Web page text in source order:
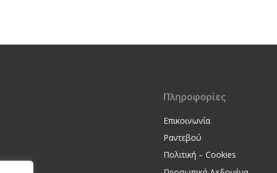
Πληροφορίες
Επικοινωνία
Ραντεβού
Πολιτική – Cookies